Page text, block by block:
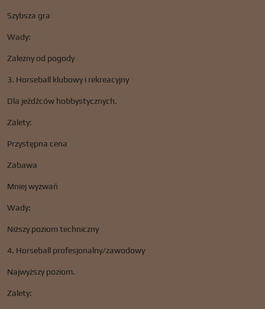
Szybsza gra
Wady:
Zależny od pogody
3. Horseball klubowy i rekreacyjny
Dla jeźdźców hobbystycznych.
Zalety:
Przystępna cena
Zabawa
Mniej wyzwań
Wady:
Niższy poziom techniczny
4. Horseball profesjonalny/zawodowy
Najwyższy poziom.
Zalety: